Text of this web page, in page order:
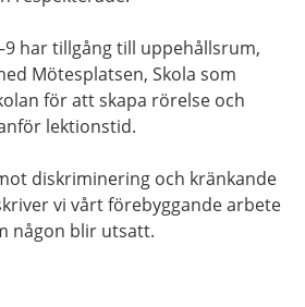
har tillgång till uppehållsrum,
Mötesplatsen, Skola som
för att skapa rörelse och
lektionstid.
diskriminering och kränkande
vi vårt förebyggande arbete
någon blir utsatt.